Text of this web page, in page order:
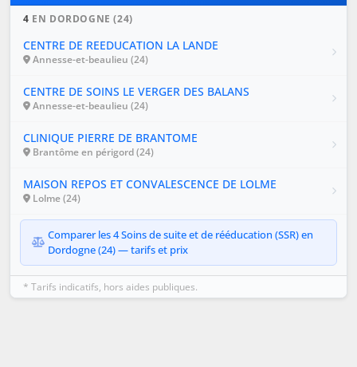
4 EN DORDOGNE (24)
CENTRE DE REEDUCATION LA LANDE
Annesse-et-beaulieu (24)
CENTRE DE SOINS LE VERGER DES BALANS
Annesse-et-beaulieu (24)
CLINIQUE PIERRE DE BRANTOME
Brantôme en périgord (24)
MAISON REPOS ET CONVALESCENCE DE LOLME
Lolme (24)
Comparer les 4 Soins de suite et de rééducation (SSR) en
Dordogne (24) — tarifs et prix
* Tarifs indicatifs, hors aides publiques.